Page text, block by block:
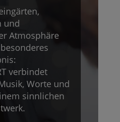
und
Atmosphäre
verbindet
Worte und
sinnlichen